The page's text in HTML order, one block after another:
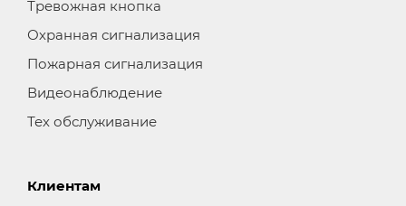
Тревожная кнопка
Охранная сигнализация
Пожарная сигнализация
Видеонаблюдение
Тех обслуживание
Клиентам